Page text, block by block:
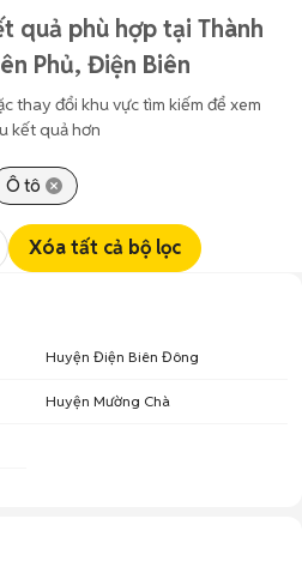
quả phù hợp tại Thành
Phủ, Điện Biên
thay đổi khu vực tìm kiếm để xem
kết quả hơn
Ô tô
Xóa tất cả bộ lọc
Huyện Điện Biên Đông
Huyện Mường Chà